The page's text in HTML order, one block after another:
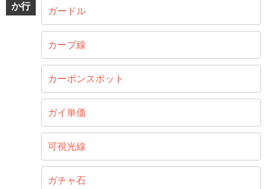
か行 ガードル
カーブ線
カーボンスポット
ガイ単価
可視光線
ガチャ石